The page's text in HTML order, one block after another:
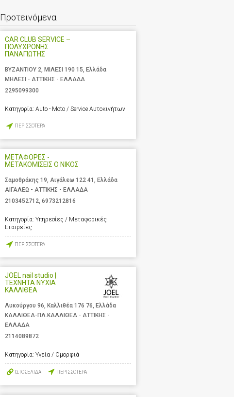
Προτεινόμενα
CAR CLUB SERVICE –
ΠΟΛΥΧΡΟΝΗΣ
ΠΑΝΑΓΙΩΤΗΣ
ΒΥΖΑΝΤΙΟΥ 2, ΜΙΛΕΣΙ 190 15, Ελλάδα
ΜΗΛΕΣΙ - ΑΤΤΙΚΗΣ - ΕΛΛΑΔΑ
2295099300
Κατηγορία: Auto - Moto / Service Αυτοκινήτων
ΠΕΡΙΣΣΟΤΕΡΑ
ΜΕΤΑΦΟΡΕΣ -
ΜΕΤΑΚΟΜΙΣΕΙΣ Ο ΝΙΚΟΣ
Σαμοθράκης 19, Αιγάλεω 122 41, Ελλάδα
ΑΙΓΑΛΕΩ - ΑΤΤΙΚΗΣ - ΕΛΛΑΔΑ
2103452712, 6973212816
Κατηγορία: Υπηρεσίες / Μεταφορικές
Εταιρείες
ΠΕΡΙΣΣΟΤΕΡΑ
JOEL nail studio |
ΤΕΧΝΗΤΑ ΝΥΧΙΑ
ΚΑΛΛΙΘΕΑ
Λυκούργου 96, Καλλιθέα 176 76, Ελλάδα
ΚΑΛΛΙΘΕΑ-ΠΛ.ΚΑΛΛΙΘΕΑ - ΑΤΤΙΚΗΣ -
ΕΛΛΑΔΑ
2114089872
Κατηγορία: Υγεία / Ομορφιά
ΙΣΤΟΣΕΛΙΔΑ ΠΕΡΙΣΣΟΤΕΡΑ